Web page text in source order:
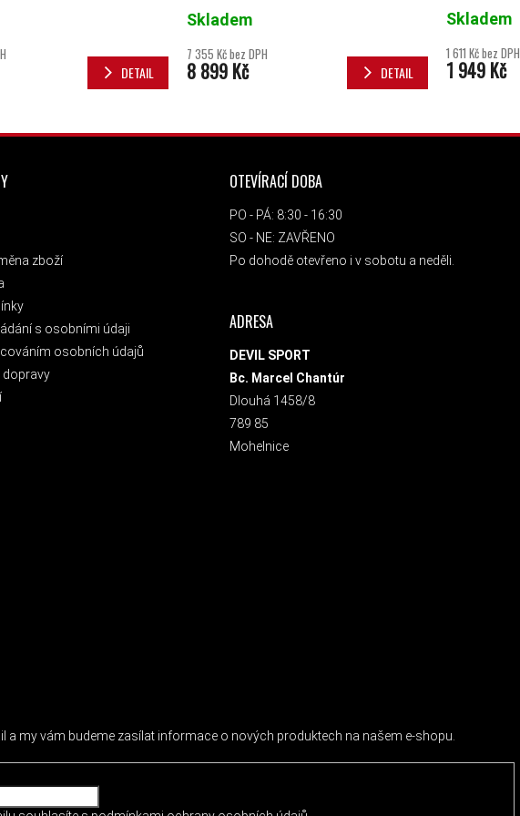
DETAIL
Skladem
7 355 Kč bez DPH
8 899 Kč DETAIL
Skladem
1 611 Kč bez DPH
1 949 Kč
zboží
s osobními údaji
osobních údajů
dopravy
OTEVÍRACÍ DOBA
PO - PÁ: 8:30 - 16:30
SO - NE: ZAVŘENO
Po dohodě otevřeno i v sobotu a neděli.
ADRESA
DEVIL SPORT
Bc. Marcel Chantúr
Dlouhá 1458/8
789 85
Mohelnice
a my vám budeme zasílat informace o nových produktech na našem e-shopu.